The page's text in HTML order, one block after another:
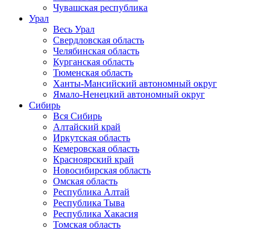
Чувашская республика
Урал
Весь Урал
Свердловская область
Челябинская область
Курганская область
Тюменская область
Ханты-Мансийский автономный округ
Ямало-Ненецкий автономный округ
Сибирь
Вся Сибирь
Алтайский край
Иркутская область
Кемеровская область
Красноярский край
Новосибирская область
Омская область
Республика Алтай
Республика Тыва
Республика Хакасия
Томская область